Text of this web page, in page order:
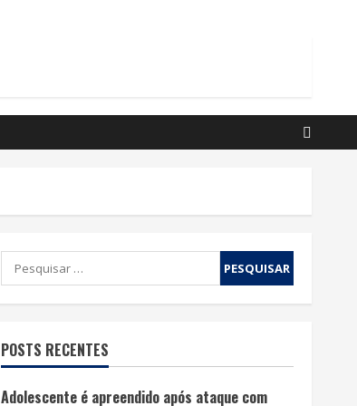
Pesquisar
por:
POSTS RECENTES
Adolescente é apreendido após ataque com